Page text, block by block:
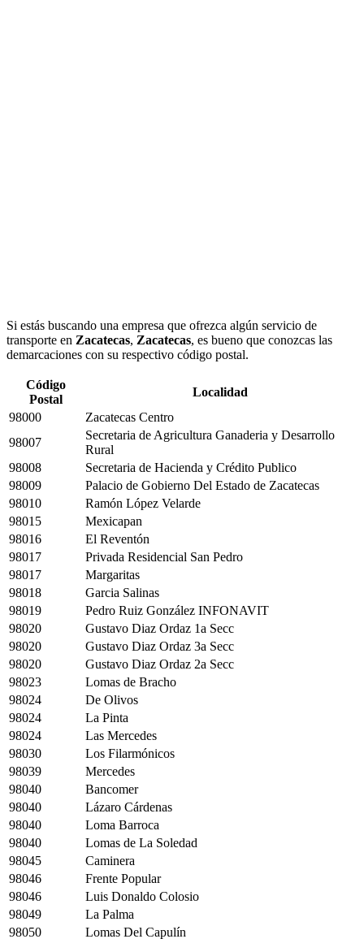
Si estás buscando una empresa que ofrezca algún servicio de
transporte en Zacatecas, Zacatecas, es bueno que conozcas las
demarcaciones con su respectivo código postal.
Código
Postal
Localidad
98000
Zacatecas Centro
98007
Secretaria de Agricultura Ganaderia y Desarrollo
Rural
98008
Secretaria de Hacienda y Crédito Publico
98009
Palacio de Gobierno Del Estado de Zacatecas
98010
Ramón López Velarde
98015
Mexicapan
98016
El Reventón
98017
Privada Residencial San Pedro
98017
Margaritas
98018
Garcia Salinas
98019
Pedro Ruiz González INFONAVIT
98020
Gustavo Diaz Ordaz 1a Secc
98020
Gustavo Diaz Ordaz 3a Secc
98020
Gustavo Diaz Ordaz 2a Secc
98023
Lomas de Bracho
98024
De Olivos
98024
La Pinta
98024
Las Mercedes
98030
Los Filarmónicos
98039
Mercedes
98040
Bancomer
98040
Lázaro Cárdenas
98040
Loma Barroca
98040
Lomas de La Soledad
98045
Caminera
98046
Frente Popular
98046
Luis Donaldo Colosio
98049
La Palma
98050
Lomas Del Capulín